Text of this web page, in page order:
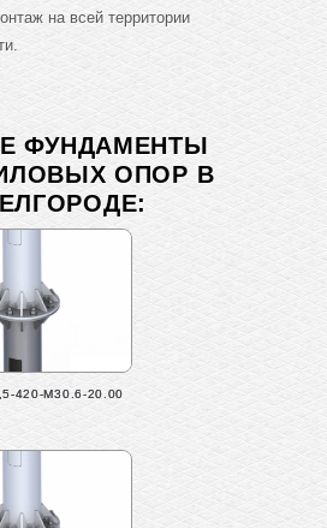
на всей территории
ФУНДАМЕНТЫ
ОПОР В
420-М30.6-20.00